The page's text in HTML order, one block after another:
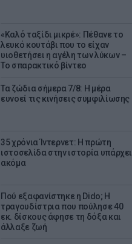
«Καλό ταξίδι μικρέ»: Πέθανε το
λευκό κουτάβι που το είχαν
υιοθετήσει η αγέλη των λύκων –
Το σπαρακτικό βίντεο
Τα ζώδια σήμερα 7/8: Η μέρα
ευνοεί τις κινήσεις συμφιλίωσης
35 χρόνια Ίντερνετ: Η πρώτη
ιστοσελίδα στην ιστορία υπάρχει
ακόμα
Πού εξαφανίστηκε η Dido; Η
τραγουδίστρια που πούλησε 40
εκ. δίσκους άφησε τη δόξα και
άλλαξε ζωή